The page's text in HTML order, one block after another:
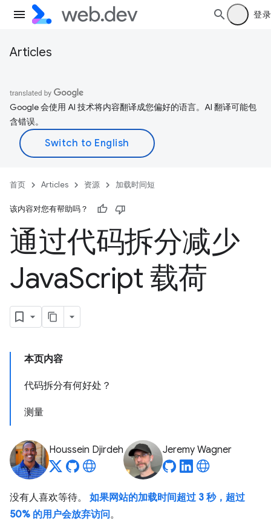
登录
Articles
Google 会使用 AI 技术将内容翻译成您偏好的语言。AI 翻译可能包
含错误。
首页 Articles 资源 加载时间短
该内容对您有帮助吗？
通过代码拆分减少
JavaScript 载荷
本页内容
代码拆分有何好处？
测量
Houssein Djirdeh Jeremy Wagner
没有人喜欢等待。 如果网站的加载时间超过 3 秒，超过
50% 的用户会放弃访问。